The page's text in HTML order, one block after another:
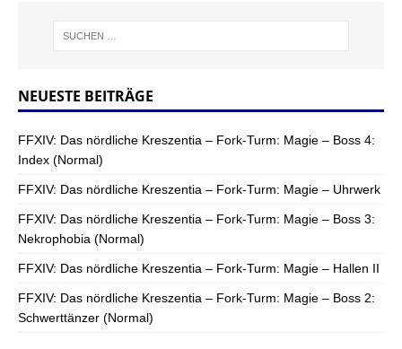
NEUESTE BEITRÄGE
FFXIV: Das nördliche Kreszentia – Fork-Turm: Magie – Boss 4:
Index (Normal)
FFXIV: Das nördliche Kreszentia – Fork-Turm: Magie – Uhrwerk
FFXIV: Das nördliche Kreszentia – Fork-Turm: Magie – Boss 3:
Nekrophobia (Normal)
FFXIV: Das nördliche Kreszentia – Fork-Turm: Magie – Hallen II
FFXIV: Das nördliche Kreszentia – Fork-Turm: Magie – Boss 2:
Schwerttänzer (Normal)